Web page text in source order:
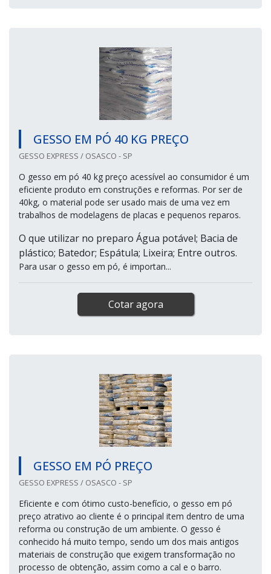
GESSO EM PÓ 40 KG PREÇO
GESSO EXPRESS / OSASCO - SP
O gesso em pó 40 kg preço acessível ao consumidor é um
eficiente produto em construções e reformas. Por ser de
40kg, o material pode ser usado mais de uma vez em
trabalhos de modelagens de placas e pequenos reparos.
O que utilizar no preparo Água potável; Bacia de
plástico; Batedor; Espátula; Lixeira; Entre outros.
Para usar o gesso em pó, é importan...
Cotar agora
GESSO EM PÓ PREÇO
GESSO EXPRESS / OSASCO - SP
Eficiente e com ótimo custo-benefício, o gesso em pó
preço atrativo ao cliente é o principal item dentro de uma
reforma ou construção de um ambiente. O gesso é
conhecido há muito tempo, sendo um dos mais antigos
materiais de construção que exigem transformação no
processo de obtenção, assim como a cal e o barro.